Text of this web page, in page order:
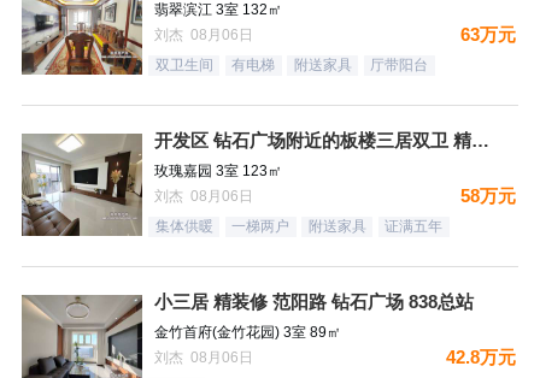
翡翠滨江 3室 132㎡
刘杰 08月06日
63万元
双卫生间 有电梯 附送家具 厅带阳台
开发区 钻石广场附近的板楼三居双卫 精装未住
玫瑰嘉园 3室 123㎡
刘杰 08月06日
58万元
集体供暖 一梯两户 附送家具 证满五年
小三居 精装修 范阳路 钻石广场 838总站
金竹首府(金竹花园) 3室 89㎡
刘杰 08月06日
42.8万元